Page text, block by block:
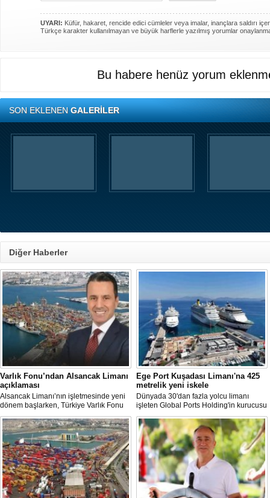
UYARI: Küfür, hakaret, rencide edici cümleler veya imalar, inançlara saldırı
Türkçe karakter kullanılmayan ve büyük harflerle yazılmış yorumlar
Bu habere henüz yorum
SON EKLENENGALERİLER
Diğer Haberler
Varlık Fonu’ndan Alsancak Limanı
açıklaması
Alsancak Limanı’nın işletmesinde yeni
dönem başlarken, Türkiye Varlık Fonu
Yatırımlardan Sorumlu Genel Müdür
Yardımcısı Aziz Murat Uluğ, limanda
satış ya da imtiyaz devri yapılmadığını
belirterek, “Yük limanı operasyonlarını
yerli ve milli Alport’a teslim ettik”
açıklamasında bulundu.
Ege Port Kuşadası Limanı'na 425
metrelik yeni iskele
Dünyada 30'dan fazla yolcu limanı
işleten Global Ports Holding'in kurucusu
ve Yönetim Kurulu Başkanı Mehmet
Kutman'ın sahibi olduğu Ege Port
Kuşadası, yeni bir yatırım hamlesine
hazırlanıyor.